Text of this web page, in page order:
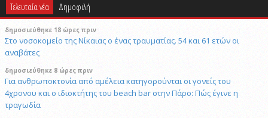
Τελευταία νέα Δημοφιλή
δημοσιεύθηκε 18 ώρες πριν
Στο νοσοκομείο της Νίκαιας ο ένας τραυματίας. 54 και 61 ετών οι
αναβάτες
δημοσιεύθηκε 8 ώρες πριν
Για ανθρωποκτονία από αμέλεια κατηγορούνται οι γονείς του
4χρονου και ο ιδιοκτήτης του beach bar στην Πάρο: Πώς έγινε η
τραγωδία